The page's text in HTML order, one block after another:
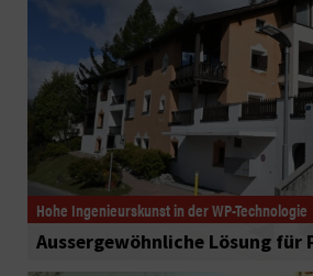
Hohe Ingenieurskunst in der WP-Technologie
Aussergewöhnliche Lösung für